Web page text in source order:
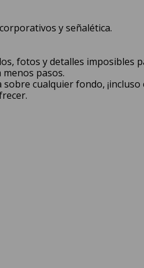
y señalética.
fotos y detalles imposibles
pasos.
cualquier fondo, ¡incluso